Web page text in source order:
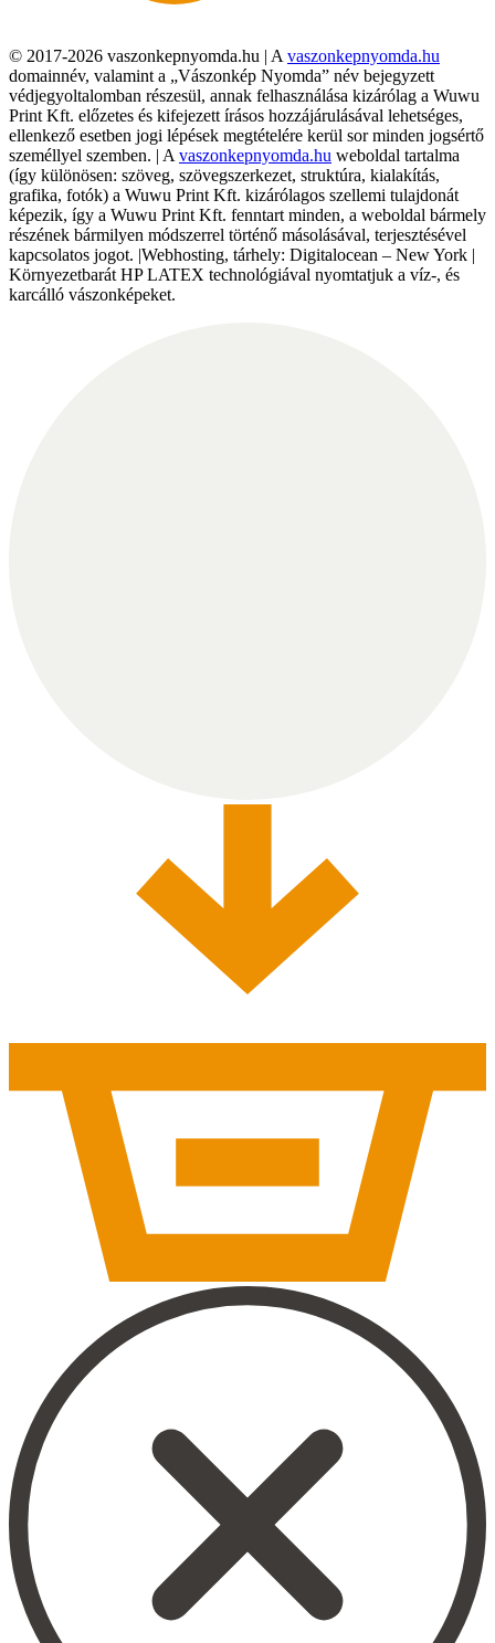
© 2017-2026 vaszonkepnyomda.hu | A vaszonkepnyomda.hu
domainnév, valamint a „Vászonkép Nyomda” név bejegyzett
védjegyoltalomban részesül, annak felhasználása kizárólag a Wuwu
Print Kft. előzetes és kifejezett írásos hozzájárulásával lehetséges,
ellenkező esetben jogi lépések megtételére kerül sor minden jogsértő
személlyel szemben. | A vaszonkepnyomda.hu weboldal tartalma
(így különösen: szöveg, szövegszerkezet, struktúra, kialakítás,
grafika, fotók) a Wuwu Print Kft. kizárólagos szellemi tulajdonát
képezik, így a Wuwu Print Kft. fenntart minden, a weboldal bármely
részének bármilyen módszerrel történő másolásával, terjesztésével
kapcsolatos jogot. |Webhosting, tárhely: Digitalocean – New York |
Környezetbarát HP LATEX technológiával nyomtatjuk a víz-, és
karcálló vászonképeket.